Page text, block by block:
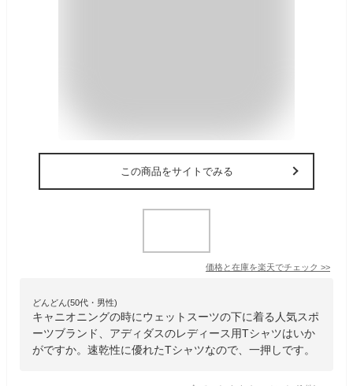
この商品をサイトでみる
価格と在庫を楽天でチェック >>
どんどん(50代・男性)
キャニオニングの時にウェットスーツの下に着る人気スポ
ーツブランド、アディダスのレディース用Tシャツはいか
がですか。速乾性に優れたTシャツなので、一押しです。